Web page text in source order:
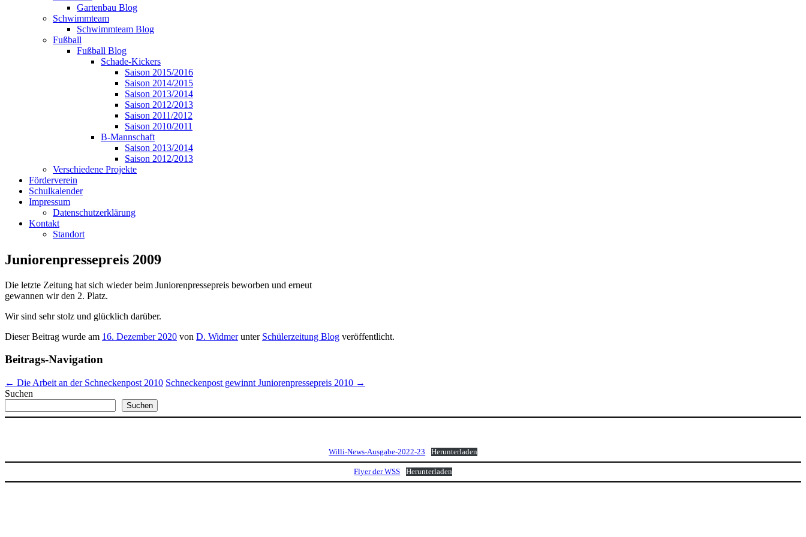
Gartenbau Blog
Schwimmteam
Schwimmteam Blog
Fußball
Fußball Blog
Schade-Kickers
Saison 2015/2016
Saison 2014/2015
Saison 2013/2014
Saison 2012/2013
Saison 2011/2012
Saison 2010/2011
B-Mannschaft
Saison 2013/2014
Saison 2012/2013
Verschiedene Projekte
Förderverein
Schulkalender
Impressum
Datenschutzerklärung
Kontakt
Standort
Juniorenpressepreis 2009
Die letzte Zeitung hat sich wieder beim Juniorenpressepreis beworben und erneut
gewannen wir den 2. Platz.
Wir sind sehr stolz und glücklich darüber.
Dieser Beitrag wurde am 16. Dezember 2020 von D. Widmerunter Schülerzeitung Blog veröffentlicht.
Beitrags-Navigation
← Die Arbeit an der Schneckenpost 2010 Schneckenpost gewinnt Juniorenpressepreis 2010 →
Suchen
Suchen
Willi-News-Ausgabe-2022-23 Herunterladen
Flyer der WSS Herunterladen